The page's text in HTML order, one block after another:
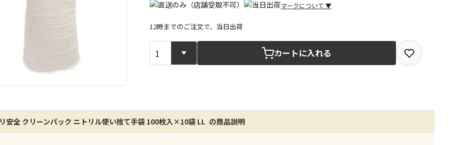
マークについて ▼
宅配や店舗受取を選択できる商品です
特定の店舗のみで受取ができる商品です（宅配便でのお届けができませ
ん）
12時までのご注文で、当日出荷
カートに入れる
安全 クリーンパック ニトリル使い捨て手袋 100枚入×10袋 LL の商品説明